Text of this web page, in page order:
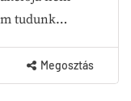
tudunk…
Megosztás